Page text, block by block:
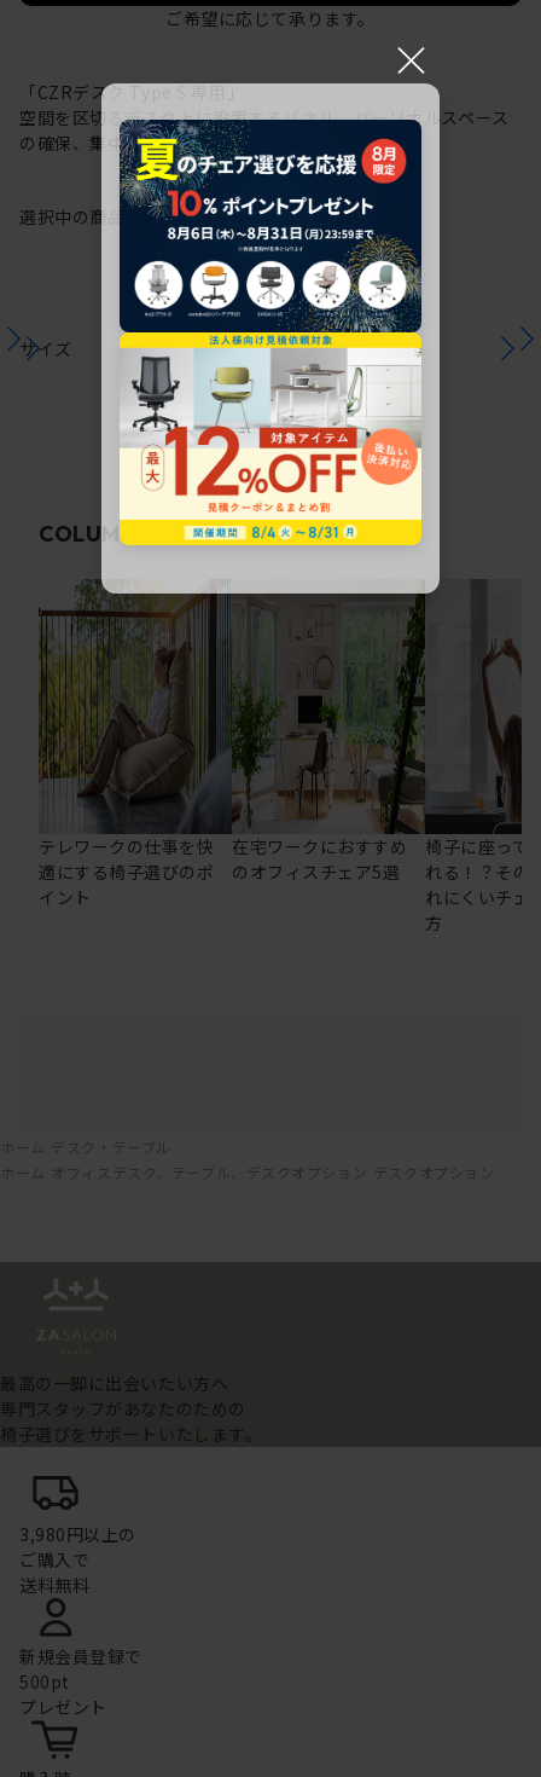
ご希望に応じて承ります。
「CZRデスク Type S 専用」
空間を区切るデスク上に設置するパネル。パーソナルスペース
の確保、集中力の向上に。
選択中の商品情報注意事項
サイズ
COLUMN 関連コラム
テレワークの仕事を快
適にする椅子選びのポ
イント
在宅ワークにおすすめ
のオフィスチェア5選
椅子に座って
れる！？その
れにくいチェ
方
ホーム デスク・テーブル
ホーム
オフィスデスク、テーブル、デスクオプション デスクオプション
最高の一脚に出会いたい方へ
専門スタッフがあなたのための
椅子選びをサポートいたします。
3,980円以上の
ご購入で
送料無料
新規会員登録で
500pt
プレゼント
×